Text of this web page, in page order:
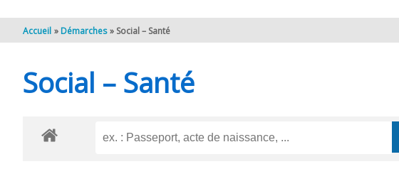
Accueil Démarches Social – Santé
Social – Santé